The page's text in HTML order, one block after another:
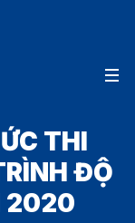
THI
ĐỘ
2020